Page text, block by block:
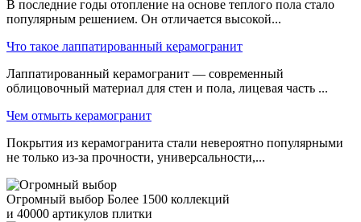
В последние годы отопление на основе теплого пола стало
популярным решением. Он отличается высокой...
Что такое лаппатированный керамогранит
Лаппатированный керамогранит — современный
облицовочный материал для стен и пола, лицевая часть ...
Чем отмыть керамогранит
Покрытия из керамогранита стали невероятно популярными
не только из-за прочности, универсальности,...
Огромный выбор Более 1500 коллекций
и 40000 артикулов плитки